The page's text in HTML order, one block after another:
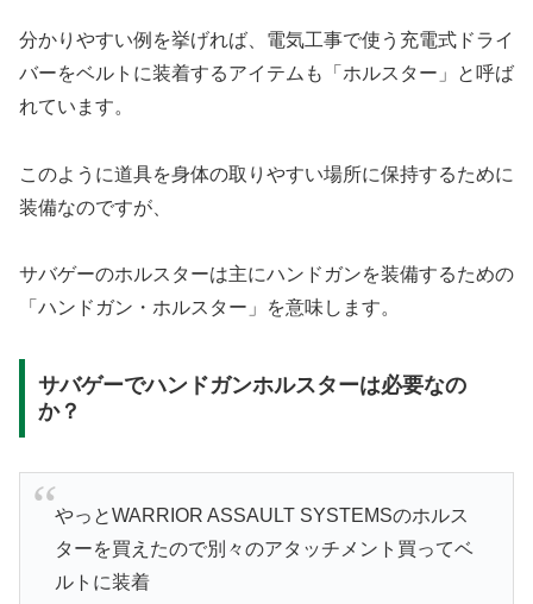
分かりやすい例を挙げれば、電気工事で使う充電式ドライ
バーをベルトに装着するアイテムも「ホルスター」と呼ば
れています。
このように道具を身体の取りやすい場所に保持するために
装備なのですが、
サバゲーのホルスターは主にハンドガンを装備するための
「ハンドガン・ホルスター」を意味します。
サバゲーでハンドガンホルスターは必要なの
か？
やっとWARRIOR ASSAULT SYSTEMSのホルス
ターを買えたので別々のアタッチメント買ってベ
ルトに装着